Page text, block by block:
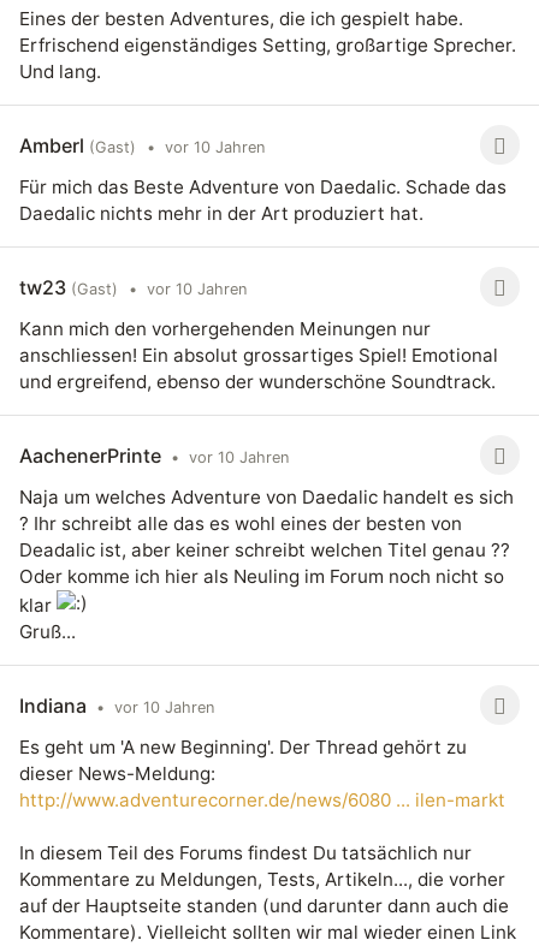
Eines der besten Adventures, die ich gespielt habe.
Erfrischend eigenständiges Setting, großartige Sprecher.
Und lang.
Amberl (Gast) • vor 10 Jahren
Für mich das Beste Adventure von Daedalic. Schade das
Daedalic nichts mehr in der Art produziert hat.
tw23 (Gast) • vor 10 Jahren
Kann mich den vorhergehenden Meinungen nur
anschliessen! Ein absolut grossartiges Spiel! Emotional
und ergreifend, ebenso der wunderschöne Soundtrack.
AachenerPrinte • vor 10 Jahren
Naja um welches Adventure von Daedalic handelt es sich
? Ihr schreibt alle das es wohl eines der besten von
Deadalic ist, aber keiner schreibt welchen Titel genau ??
Oder komme ich hier als Neuling im Forum noch nicht so
klar
Gruß...
Indiana • vor 10 Jahren
Es geht um 'A new Beginning'. Der Thread gehört zu
dieser News-Meldung:
http://www.adventurecorner.de/news/6080 ... ilen-markt
In diesem Teil des Forums findest Du tatsächlich nur
Kommentare zu Meldungen, Tests, Artikeln..., die vorher
auf der Hauptseite standen (und darunter dann auch die
Kommentare). Vielleicht sollten wir mal wieder einen Link